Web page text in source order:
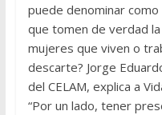
puede denominar
que tomen de verdad
mujeres que viven o
descarte? Jorge
del CELAM, explica a
“Por un lado, tener